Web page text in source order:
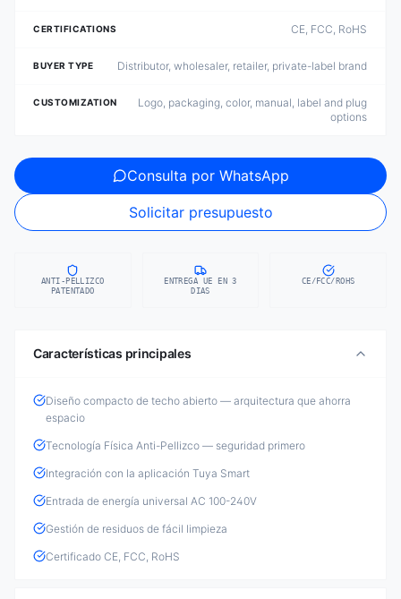
CERTIFICATIONS CE, FCC, RoHS
BUYER TYPE Distributor, wholesaler, retailer, private-label brand
CUSTOMIZATION
Logo, packaging, color, manual, label and plug
options
Consulta por WhatsApp
Solicitar presupuesto
ANTI-PELLIZCO
PATENTADO
ENTREGA UE EN 3
DIAS
CE/FCC/ROHS
Características principales
Diseño compacto de techo abierto — arquitectura que ahorra
espacio
Tecnología Física Anti-Pellizco — seguridad primero
Integración con la aplicación Tuya Smart
Entrada de energía universal AC 100-240V
Gestión de residuos de fácil limpieza
Certificado CE, FCC, RoHS